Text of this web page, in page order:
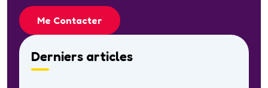
Me Contacter
Derniers articles